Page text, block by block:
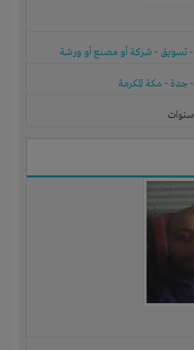
- تسويق - شركة أو مصنع أو ورشة
- جدة - مكة المكرمة